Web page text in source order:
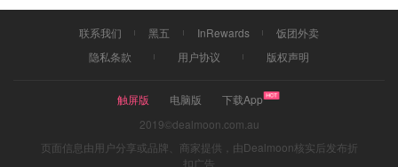
联系我们 黑五 InRewards
饭团外卖
隐私条款
用户协议 版权声明
触屏版 电脑版
下载App
2019©dealmoon.com.au
页面信息由用户分享或品牌、商家提供，由Dealmoon核实后发布折
扣广告